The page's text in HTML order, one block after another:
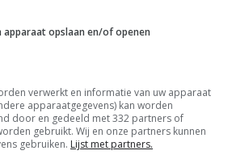
opslaan en/of openen
verwerkt en informatie van uw apparaat
apparaatgegevens) kan worden
door en gedeeld met 332 partners of
gebruikt. Wij en onze partners kunnen
gebruiken. Lijst met partners.